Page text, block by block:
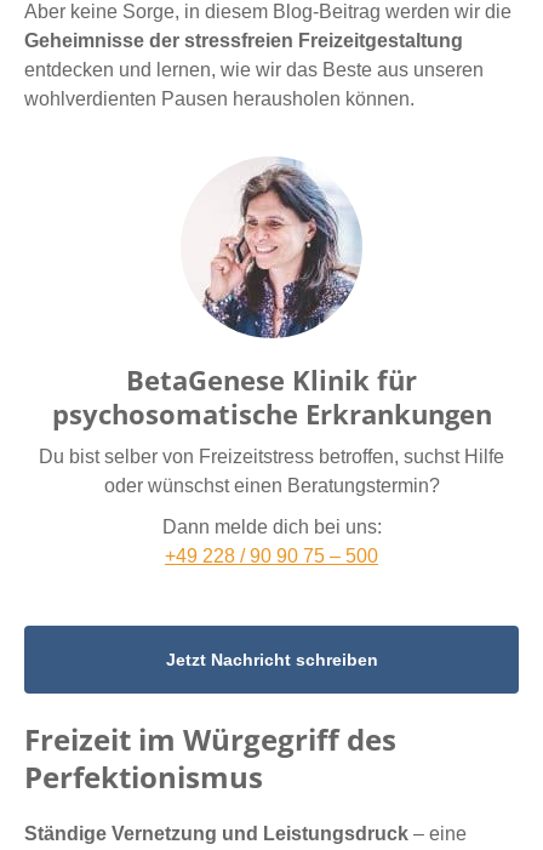
Aber keine Sorge, in diesem Blog-Beitrag werden wir die
Geheimnisse der stressfreien Freizeitgestaltung
entdecken und lernen, wie wir das Beste aus unseren
wohlverdienten Pausen herausholen können.
BetaGenese Klinik für
psychosomatische Erkrankungen
Du bist selber von Freizeitstress betroffen, suchst Hilfe
oder wünschst einen Beratungstermin?
Dann melde dich bei uns:
+49 228 / 90 90 75 – 500
Jetzt Nachricht schreiben
Freizeit im Würgegriff des
Perfektionismus
Ständige Vernetzung und Leistungsdruck – eine